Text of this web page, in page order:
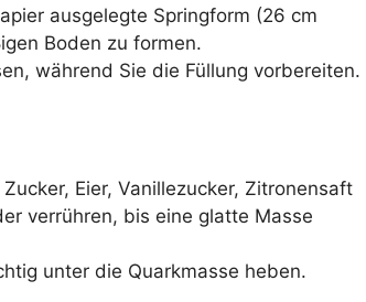
ausgelegte Springform (26 cm
Boden zu formen.
während Sie die Füllung vorbereiten.
Eier, Vanillezucker, Zitronensaft
verrühren, bis eine glatte Masse
unter die Quarkmasse heben.